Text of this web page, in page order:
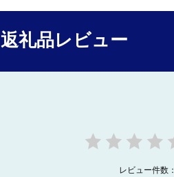
返礼品レビュー
レビュー件数：